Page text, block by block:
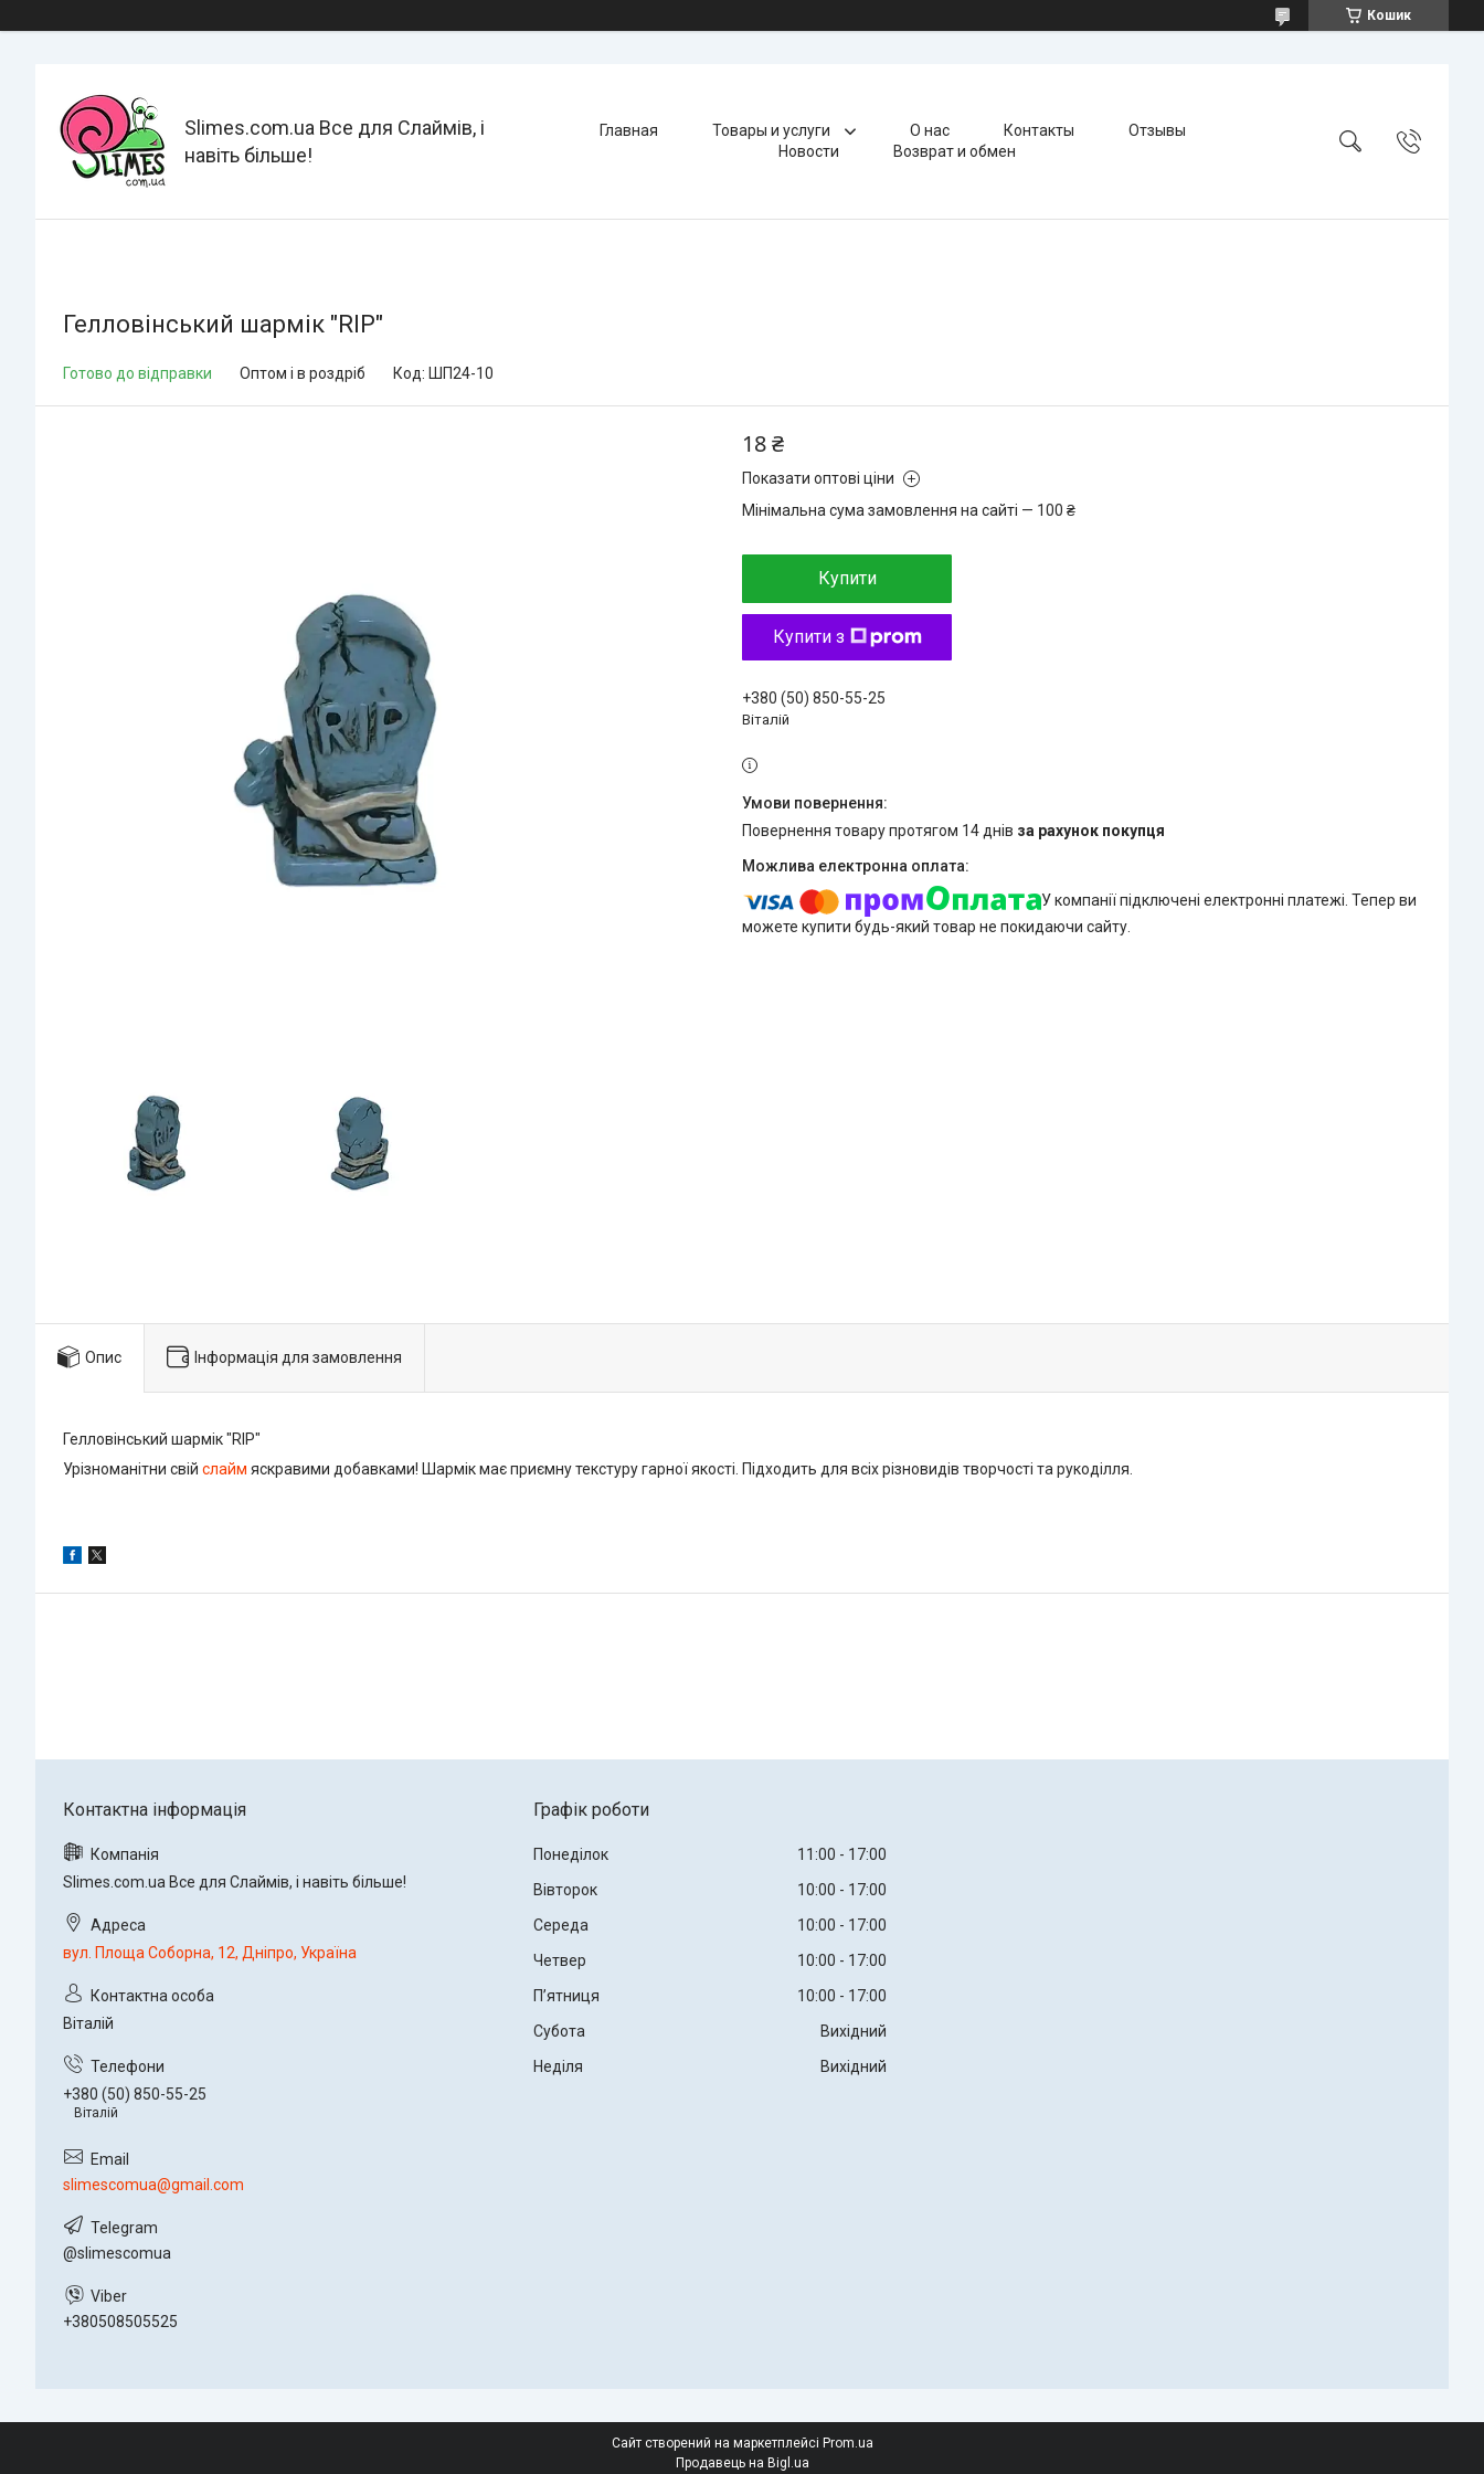
Кошик
Slimes.com.ua Все для Слаймів, і
навіть більше!
Главная Товары и услуги О нас Контакты
Отзывы
Новости
Возврат и обмен
Гелловінський шармік "RIP"
Готово до відправки Оптом і в роздріб Код: ШП24-10
18 ₴
Показати оптові ціни
Мінімальна сума замовлення на сайті — 100 ₴
Купити
Купити з
+380 (50) 850-55-25
Віталій
повернення товару протягом 14 днів за рахунок покупця
У компанії підключені електронні платежі. Тепер ви
можете купити будь-який товар не покидаючи сайту.
Опис Інформація для замовлення
Гелловінський шармік "RIP"
Урізноманітни свій слайм яскравими добавками! Шармік має приємну текстуру гарної якості. Підходить для всіх різновидів творчості та рукоділля.
Slimes.com.ua Все для Слаймів, і навіть більше!
вул. Площа Соборна, 12, Дніпро, Україна
Віталій
+380 (50) 850-55-25
Віталій
slimescomua@gmail.com
@slimescomua
+380508505525
Графік роботи
Понеділок 11:00
17:00
Вівторок
10:00
17:00
Середа
10:00
17:00
Четвер
10:00
17:00
Пʼятниця
10:00
17:00
Субота
Вихідний
Неділя
Вихідний
Сайт створений на маркетплейсі Prom.ua
Продавець на Bigl.ua